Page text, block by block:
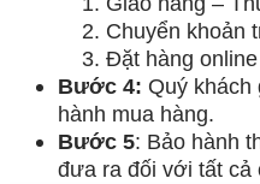
Chuyển khoản
Đặt hàng online
Bước 4: Quý khách
hành mua hàng.
Bước 5: Bảo hành
đưa ra đối với tất cả